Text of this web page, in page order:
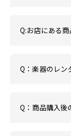
Q:お店にある
Q：楽器のレン
Q：商品購入後